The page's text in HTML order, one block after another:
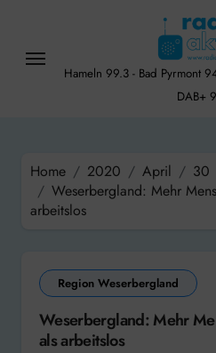
content
Hameln 99.3 - Bad Pyrmont
DAB+
Home 2020 April
30
Weserbergland: Mehr
arbeitslos
Region Weserbergland
Weserbergland: Mehr
als arbeitslos